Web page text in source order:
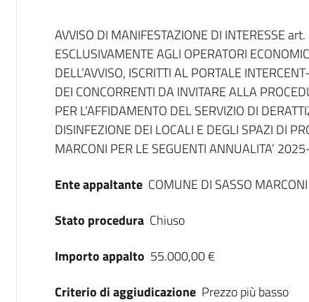
Dati del bando
AVVISO DI MANIFESTAZIONE DI INTERESSE
ESCLUSIVAMENTE AGLI OPERATORI
DELL’AVVISO, ISCRITTI AL PORTALE
DEI CONCORRENTI DA INVITARE ALLA
PER L’AFFIDAMENTO DEL SERVIZIO DI
DISINFEZIONE DEI LOCALI E DEGLI SPAZI DI
MARCONI PER LE SEGUENTI ANNUALITA’
Ente appaltante COMUNE DI SASSO MARCONI
Stato procedura Chiuso
Importo appalto 55.000,00 €
Criterio di aggiudicazione Prezzo più basso